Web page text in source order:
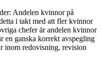
Andelen kvinnor på
i takt med att fler kvinnor
chefer är andelen kvinnor
en ganska korrekt avspegling
inom redovisning, revision